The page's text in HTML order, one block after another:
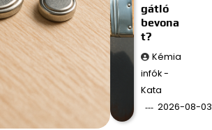
gátló
bevona
t?
Kémia
infók -
Kata
2026-08-03